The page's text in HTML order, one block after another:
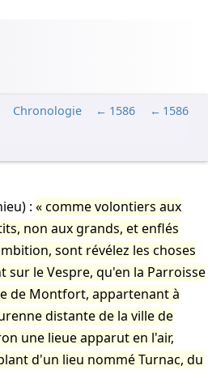
Chronologie 1586 1586
:
comme volontiers aux
non aux grands, et enflés
sont révélez les choses
sur le Vespre, qu'en la Parroisse
de Montfort, appartenant à
distante de la ville de
une lieue apparut en l'air,
d'un lieu nommé Turnac, du